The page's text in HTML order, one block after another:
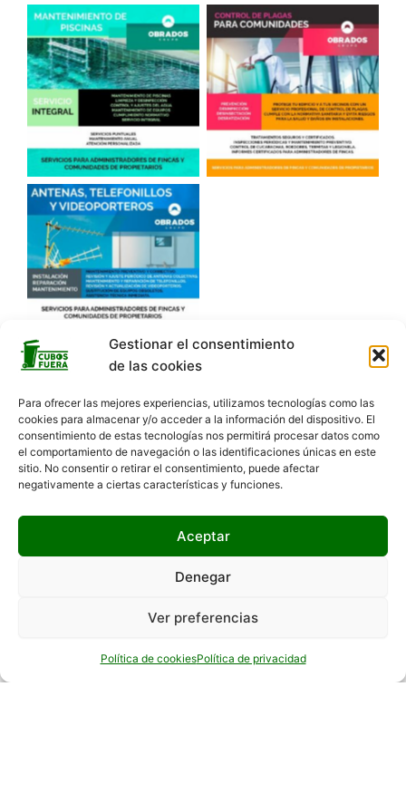
Gestionar el consentimiento
de las cookies
Para ofrecer las mejores experiencias, utilizamos tecnologías como las
cookies para almacenar y/o acceder a la información del dispositivo. El
consentimiento de estas tecnologías nos permitirá procesar datos como
el comportamiento de navegación o las identificaciones únicas en este
sitio. No consentir o retirar el consentimiento, puede afectar
negativamente a ciertas características y funciones.
Aceptar
Denegar
Ver preferencias
Política de cookiesPolítica de privacidad
Hola 👋, bienvenido a
¿Podemos ayudarte?